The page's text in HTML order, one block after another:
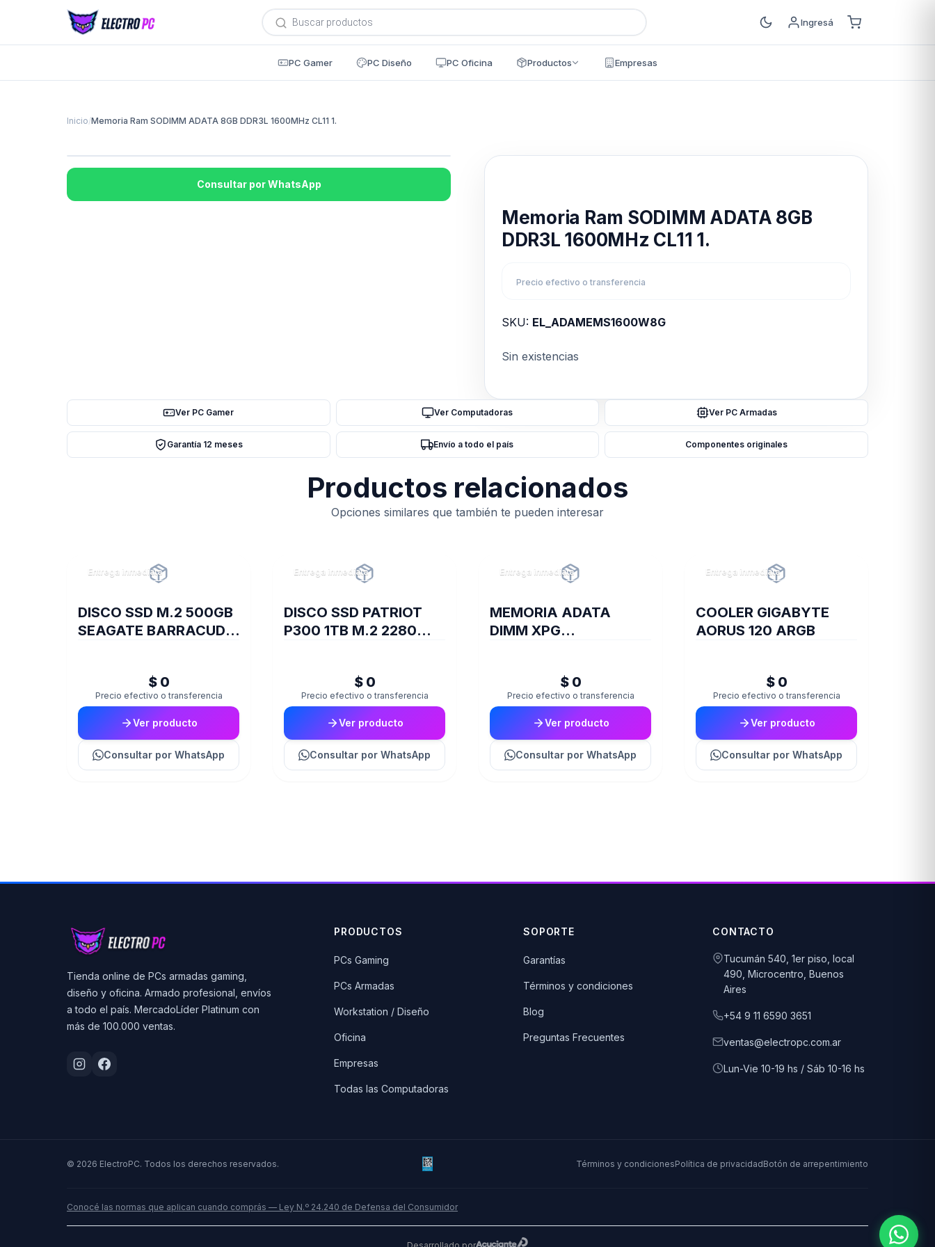
Búsqueda
de
productos
Ingresá
PC Gamer PC Diseño PC Oficina Productos Empresas
Inicio/Memoria Ram SODIMM ADATA 8GB DDR3L 1600MHz CL11 1.
Consultar por WhatsApp
Memoria Ram SODIMM ADATA 8GB
DDR3L 1600MHz CL11 1.
Precio efectivo o transferencia
SKU: EL_ADAMEMS1600W8G
Sin existencias
Ver PC Gamer Ver Computadoras Ver PC Armadas
Garantía 12 meses Envío a todo el país Componentes originales
Productos relacionados
Opciones similares que también te pueden interesar
Entrega inmediata
DISCO SSD M.2 500GB
SEAGATE BARRACUDA
$ 0
Precio efectivo o transferencia
Ver producto
Consultar por WhatsApp
Entrega inmediata
DISCO SSD PATRIOT
P300 1TB M.2 2280
$ 0
Precio efectivo o transferencia
Ver producto
Consultar por WhatsApp
Entrega inmediata
MEMORIA ADATA
DIMM XPG
$ 0
Precio efectivo o transferencia
Ver producto
Consultar por WhatsApp
Entrega inmediata
COOLER GIGABYTE
AORUS 120 ARGB
$ 0
Precio efectivo o transferencia
Ver producto
Consultar por WhatsApp
Tienda online de PCs armadas gaming,
diseño y oficina. Armado profesional, envíos
a todo el país. MercadoLíder Platinum con
más de 100.000 ventas.
PRODUCTOS
PCs Gaming
PCs Armadas
Workstation / Diseño
Oficina
Empresas
Todas las Computadoras
SOPORTE
Garantías
Términos y condiciones
Blog
Preguntas Frecuentes
CONTACTO
Tucumán 540, 1er piso, local
490, Microcentro, Buenos
Aires
+54 9 11 6590 3651
ventas@electropc.com.ar
Lun-Vie 10-19 hs / Sáb 10-16 hs
© 2026 ElectroPC. Todos los derechos reservados. Términos y condicionesPolítica de privacidadBotón de arrepentimiento
Conocé las normas que aplican cuando comprás — Ley N.º 24.240 de Defensa del Consumidor